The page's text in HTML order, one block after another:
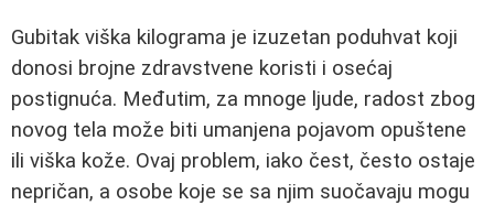
Gubitak viška kilograma je izuzetan poduhvat koji
donosi brojne zdravstvene koristi i osećaj
postignuća. Međutim, za mnoge ljude, radost zbog
novog tela može biti umanjena pojavom opuštene
ili viška kože. Ovaj problem, iako čest, često ostaje
nepričan, a osobe koje se sa njim suočavaju mogu